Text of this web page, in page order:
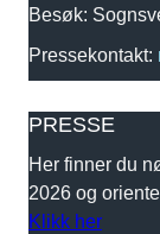
Besøk:
Pressekontakt:
PRESSE
Her finner du
2026 og
Klikk her